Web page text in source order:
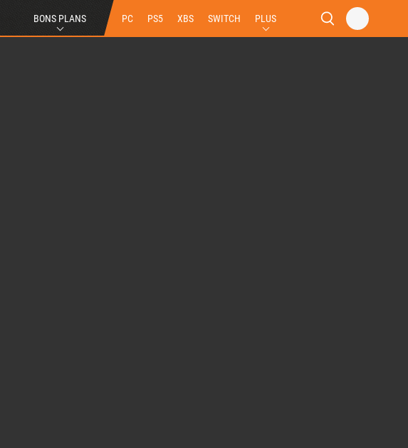
BONS PLANS PC PS5 XBS SWITCH PLUS